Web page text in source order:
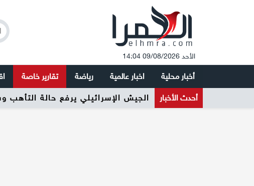
الأحد 09/08/2026 14:04
أخبار محلية اخبار عالمية رياضة تقارير خاصة
أحدث الأخبار الجيش الإسرائيلي يرفع حالة التأهب